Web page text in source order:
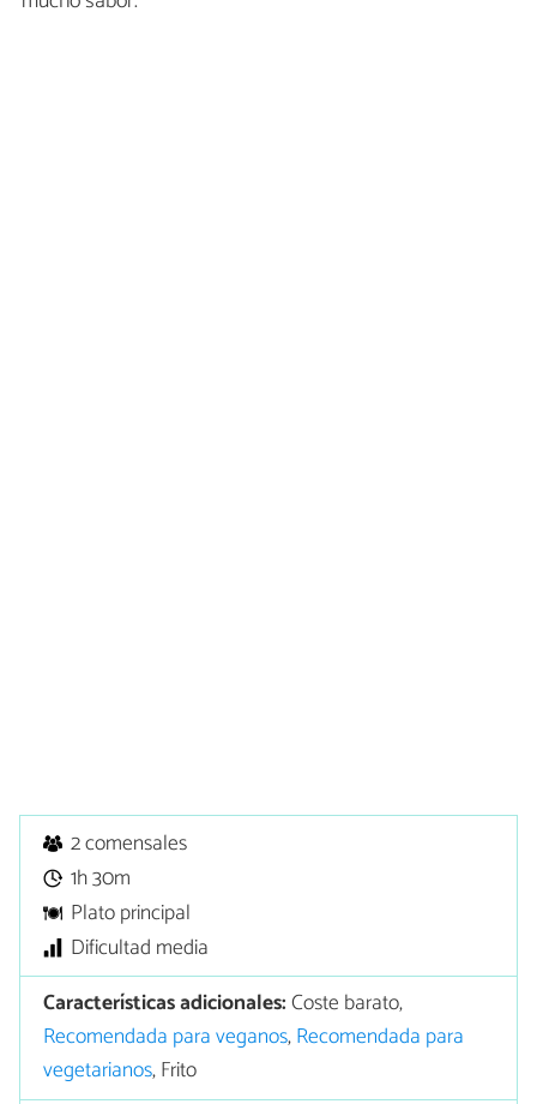
2 comensales
1h 30m
Plato principal
Dificultad media
Características adicionales:Coste barato,
Recomendada para veganos,Recomendada para
vegetarianos, Frito